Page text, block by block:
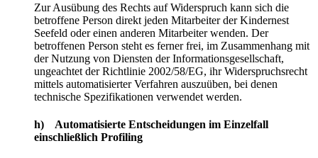
Zur Ausübung des Rechts auf Widerspruch kann sich die
betroffene Person direkt jeden Mitarbeiter der Kindernest
Seefeld oder einen anderen Mitarbeiter wenden. Der
betroffenen Person steht es ferner frei, im Zusammenhang mit
der Nutzung von Diensten der Informationsgesellschaft,
ungeachtet der Richtlinie 2002/58/EG, ihr Widerspruchsrecht
mittels automatisierter Verfahren auszuüben, bei denen
technische Spezifikationen verwendet werden.
h) Automatisierte Entscheidungen im Einzelfall
einschließlich Profiling